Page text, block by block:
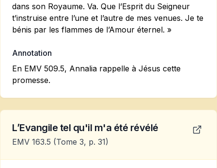
dans son Royaume. Va. Que l’Esprit du Seigneur
t’instruise entre l’une et l’autre de mes venues. Je te
bénis par les flammes de l’Amour éternel. »
Annotation
En EMV 509.5, Annalia rappelle à Jésus cette
promesse.
L’Evangile tel qu'il m'a été révélé
EMV 163.5 (Tome 3, p. 31)